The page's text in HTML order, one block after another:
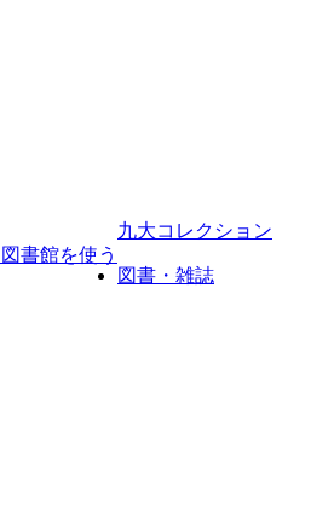
図書館を使う
九大コレクション
図書・雑誌